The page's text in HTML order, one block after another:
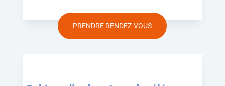
PRENDRE RENDEZ-VOUS